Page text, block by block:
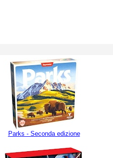
Parks - Seconda edizione